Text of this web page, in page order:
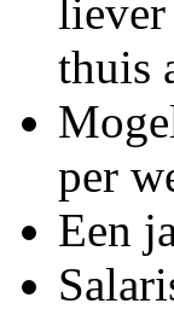
liever
thuis
per
Een